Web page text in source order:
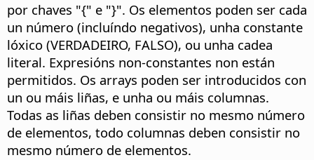
por chaves "{" e "}". Os elementos poden ser cada
un número (incluíndo negativos), unha constante
lóxico (VERDADEIRO, FALSO), ou unha cadea
literal. Expresións non-constantes non están
permitidos. Os arrays poden ser introducidos con
un ou máis liñas, e unha ou máis columnas.
Todas as liñas deben consistir no mesmo número
de elementos, todo columnas deben consistir no
mesmo número de elementos.